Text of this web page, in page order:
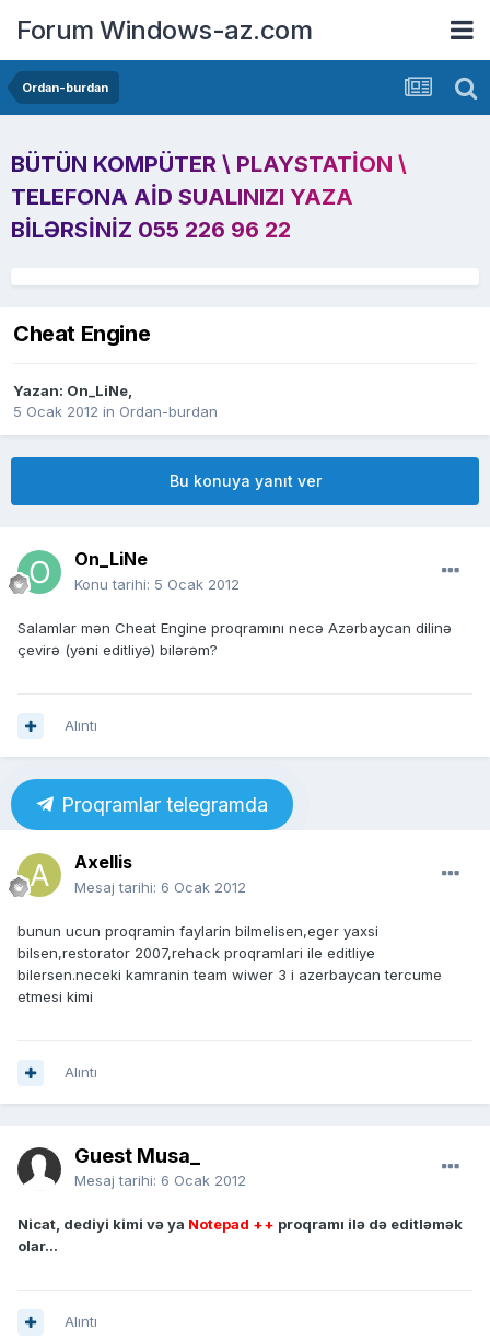
Forum Windows-az.com
Ordan-burdan
BÜTÜN KOMPÜTER \ PLAYSTATION \
TELEFONA AID SUALINIZI YAZA
BILƏRSINIZ 055 226 96 22
Cheat Engine
Yazan: On_LiNe,
5 Ocak 2012 in Ordan-burdan
Bu konuya yanıt ver
On_LiNe
Konu tarihi: 5 Ocak 2012
Salamlar mən Cheat Engine proqramını necə Azərbaycan dilinə
çevirə (yəni editliyə) bilərəm?
Alıntı
Proqramlar telegramda
Axellis
Mesaj tarihi: 6 Ocak 2012
bunun ucun proqramin faylarin bilmelisen,eger yaxsi
bilsen,restorator 2007,rehack proqramlari ile editliye
bilersen.neceki kamranin team wiwer 3 i azerbaycan tercume
etmesi kimi
Alıntı
Guest Musa_
Mesaj tarihi: 6 Ocak 2012
Nicat, dediyi kimi və ya Notepad ++ proqramı ilə də editləmək
olar...
Alıntı